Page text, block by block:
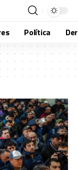
Política